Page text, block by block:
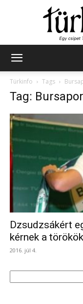
Türkinfo
Tags
Tag:
Dzsudzsákért
kérnek a törökök
2016. júl 4.